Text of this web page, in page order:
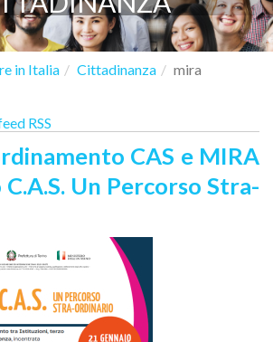
in Italia Cittadinanza mira
RSS
CAS e MIRA
Un Percorso Stra-